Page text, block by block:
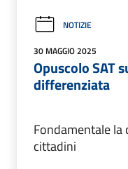
NOTIZIE
30 MAGGIO 2025
Opuscolo SAT
differenziata
Fondamentale
cittadini